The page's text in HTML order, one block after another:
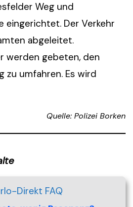
Weg und
eingerichtet. Der Verkehr
abgeleitet.
werden gebeten, den
zu umfahren. Es wird
Quelle: Polizei Borken